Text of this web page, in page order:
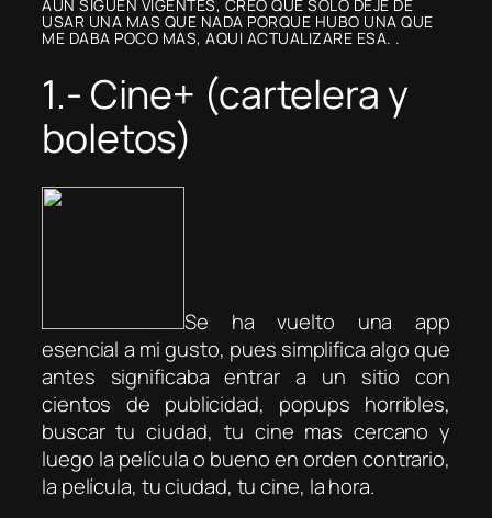
AUN SIGUEN VIGENTES, CREO QUE SOLO DEJE DE
USAR UNA MAS QUE NADA PORQUE HUBO UNA QUE
ME DABA POCO MAS, AQUI ACTUALIZARE ESA. .
1.- Cine+ (cartelera y
boletos)
Se ha vuelto una app
esencial a mi gusto, pues simplifica algo que
antes significaba entrar a un sitio con
cientos de publicidad, popups horribles,
buscar tu ciudad, tu cine mas cercano y
luego la película o bueno en orden contrario,
la película, tu ciudad, tu cine, la hora.